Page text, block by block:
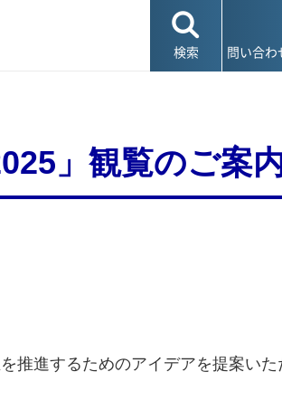
検索 問い合わ
」観覧のご案
推進するためのアイデアを提案い